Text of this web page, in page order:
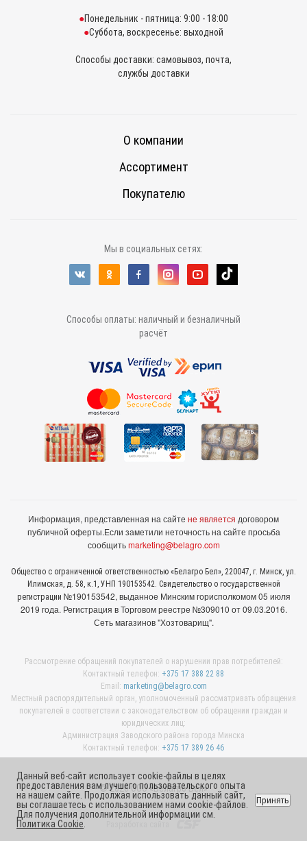
Понедельник - пятница: 9:00 - 18:00
Суббота, воскресенье: выходной
Способы доставки: самовывоз, почта,
службы доставки
О компании
Ассортимент
Покупателю
Мы в социальных сетях:
Способы оплаты: наличный и безналичный
расчёт
Информация, представленная на сайте не является договором
публичной оферты.Если заметили неточность на сайте просьба
сообщитьmarketing@belagro.com
Общество с ограниченной ответственностью «Белагро Бел», 220047, г. Минск, ул.
Илимская, д. 58, к.1, УНП 190153542. Свидетельство о государственной
регистрации №190153542, выданное Минcким горисполкомом 05 июля
2019 года. Регистрация в Торговом реестре №309010 от 09.03.2016.
Сеть магазинов "Хозтоварищ".
Рассмотрение обращений покупателей о нарушении прав потребителей:
Контактный телефон: +375 17 388 22 88
Email: marketing@belagro.com
Местный распорядительный орган, уполномоченный рассматривать обращения
покупателей в соответствии с законодательством об обращении граждан и
юридических лиц:
Администрация Заводского района города Минска
Контактный телефон: +375 17 389 26 46
© 2026 ООО «Белагро Бел»
Данный веб-сайт использует cookie-файлы в целях
предоставления вам лучшего пользовательского опыта
на нашем сайте. Продолжая использовать данный сайт,
вы соглашаетесь с использованием нами cookie-файлов.
Для получения дополнительной информации см.
Политика Cookie
Принять